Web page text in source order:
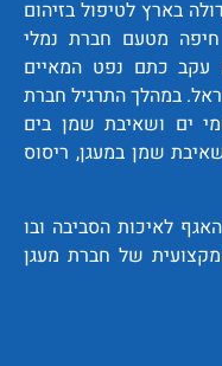
בארץ לטיפול בזיהום
חיפה מטעם חברת נמלי
עקב כתם נפט המאיים
במהלך התרגיל חברת
ים ושאיבת שמן בים
שמן במעגן, ריסוס
לאיכות הסביבה ובו
של חברת מעגן